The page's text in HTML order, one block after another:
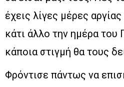
έχεις λίγες μέρες
κάτι άλλο την ημέρα του
κάποια στιγμή θα τους
Φρόντισε πάντως να